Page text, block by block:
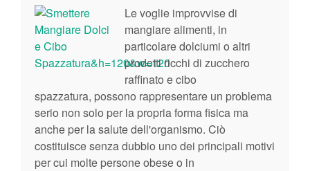
Fitness
Relax
Viaggi & Vacanze
Le voglie improvvise di
mangiare alimenti, in
particolare dolciumi o altri
prodotti ricchi di zucchero
raffinato e cibo
spazzatura, possono rappresentare un problema
serio non solo per la propria forma fisica ma
anche per la salute dell'organismo. Ciò
costituisce senza dubbio uno dei principali motivi
per cui molte persone obese o in